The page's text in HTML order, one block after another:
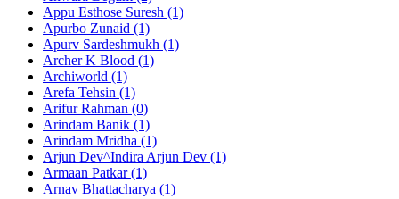
Appu Esthose Suresh (1)
Apurbo Zunaid (1)
Apurv Sardeshmukh (1)
Archer K Blood (1)
Archiworld (1)
Arefa Tehsin (1)
Arifur Rahman (0)
Arindam Banik (1)
Arindam Mridha (1)
Arjun Dev^Indira Arjun Dev (1)
Armaan Patkar (1)
Arnav Bhattacharya (1)